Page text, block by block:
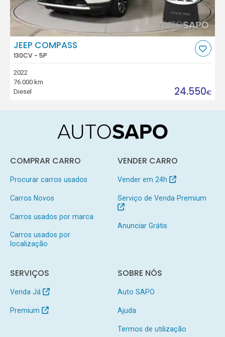
JEEP COMPASS
130CV - 5P
2022
76.000 km
Diesel
24.550€
COMPRAR CARRO
Procurar carros usados
Carros Novos
Carros usados por marca
Carros usados por
localização
VENDER CARRO
Vender em 24h
Serviço de Venda Premium
Anunciar Grátis
SERVIÇOS
Venda Já
Premium
SOBRE NÓS
Auto SAPO
Ajuda
Termos de utilização